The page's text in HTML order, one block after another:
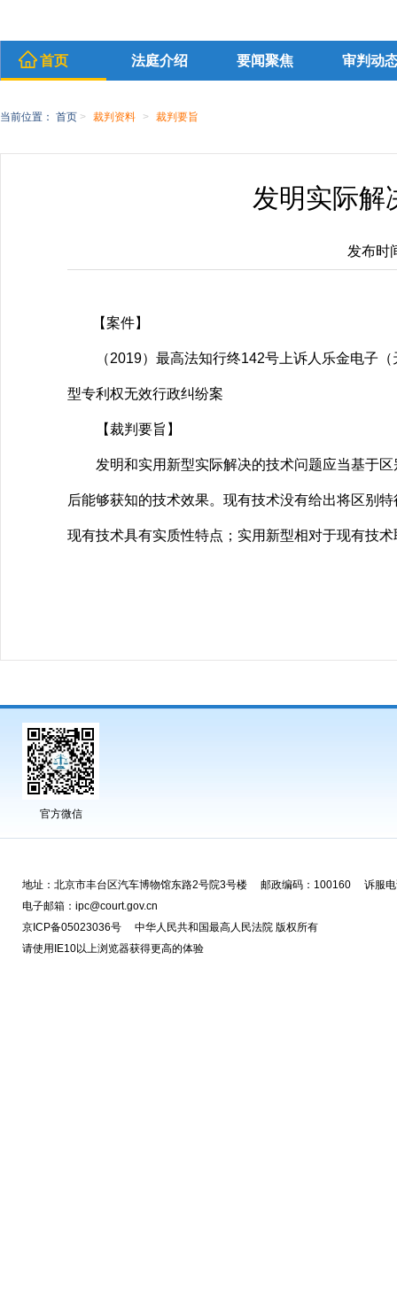
首页 法庭介绍 要闻聚焦 审判动
当前位置： 首页 > 裁判资料 > 裁判要旨
发明实际解
发布时
【案件】
（2019）最高法知行终142号上诉人乐金电子（
型专利权无效行政纠纷案
【裁判要旨】
发明和实用新型实际解决的技术问题应当基于区
后能够获知的技术效果。现有技术没有给出将区别
现有技术具有实质性特点；实用新型相对于现有技
官方微信
地址：北京市丰台区汽车博物馆东路2号院3号楼 邮政编码：100160 诉服
电子邮箱：ipc@court.gov.cn
京ICP备05023036号 中华人民共和国最高人民法院 版权所有
请使用IE10以上浏览器获得更高的体验